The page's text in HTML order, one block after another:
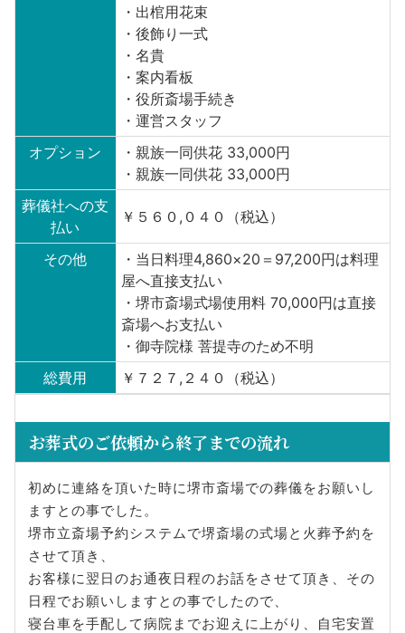
・出棺用花束
・後飾り一式
・名貴
・案内看板
・役所斎場手続き
・運営スタッフ
オプション
・親族一同供花 33,000円
・親族一同供花 33,000円
葬儀社への支
払い
￥５６０,０４０（税込）
その他
・当日料理4,860×20＝97,200円は料理
屋へ直接支払い
・堺市斎場式場使用料 70,000円は直接
斎場へお支払い
・御寺院様 菩提寺のため不明
総費用
￥７２７,２４０（税込）
お葬式のご依頼から終了までの流れ
初めに連絡を頂いた時に堺市斎場での葬儀をお願いし
ますとの事でした。
堺市立斎場予約システムで堺斎場の式場と火葬予約を
させて頂き、
お客様に翌日のお通夜日程のお話をさせて頂き、その
日程でお願いしますとの事でしたので、
寝台車を手配して病院までお迎えに上がり、自宅安置